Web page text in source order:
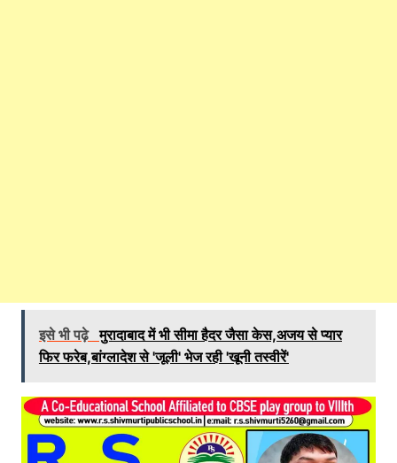
इसे भी पढ़े मुरादाबाद में भी सीमा हैदर जैसा केस,अजय से प्यार
फिर फरेब,बांग्‍लादेश से 'जूली' भेज रही 'खूनी तस्‍वीरें'